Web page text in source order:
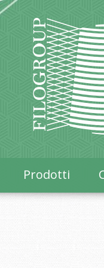
Prodotti